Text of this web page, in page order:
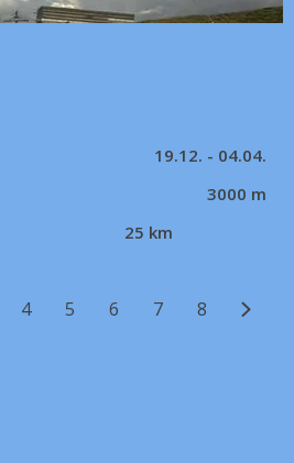
19.12. - 04.04.
3000 m
25 km
4 5 6 7 8